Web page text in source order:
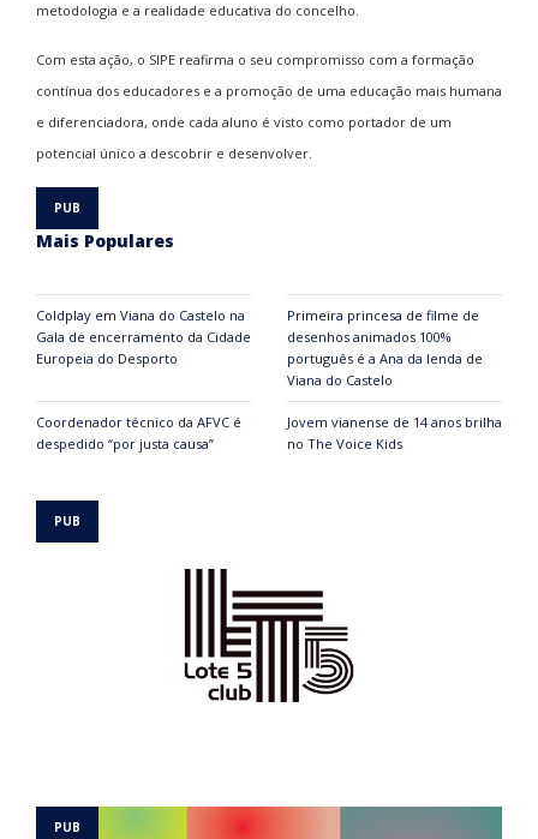
metodologia e a realidade educativa do concelho.
Com esta ação, o SIPE reafirma o seu compromisso com a formação
contínua dos educadores e a promoção de uma educação mais humana
e diferenciadora, onde cada aluno é visto como portador de um
potencial único a descobrir e desenvolver.
Mais Populares
Coldplay em Viana do Castelo na
Gala de encerramento da Cidade
Europeia do Desporto
Primeira princesa de filme de
desenhos animados 100%
português é a Ana da lenda de
Viana do Castelo
Coordenador técnico da AFVC é
despedido “por justa causa”
Jovem vianense de 14 anos brilha
no The Voice Kids